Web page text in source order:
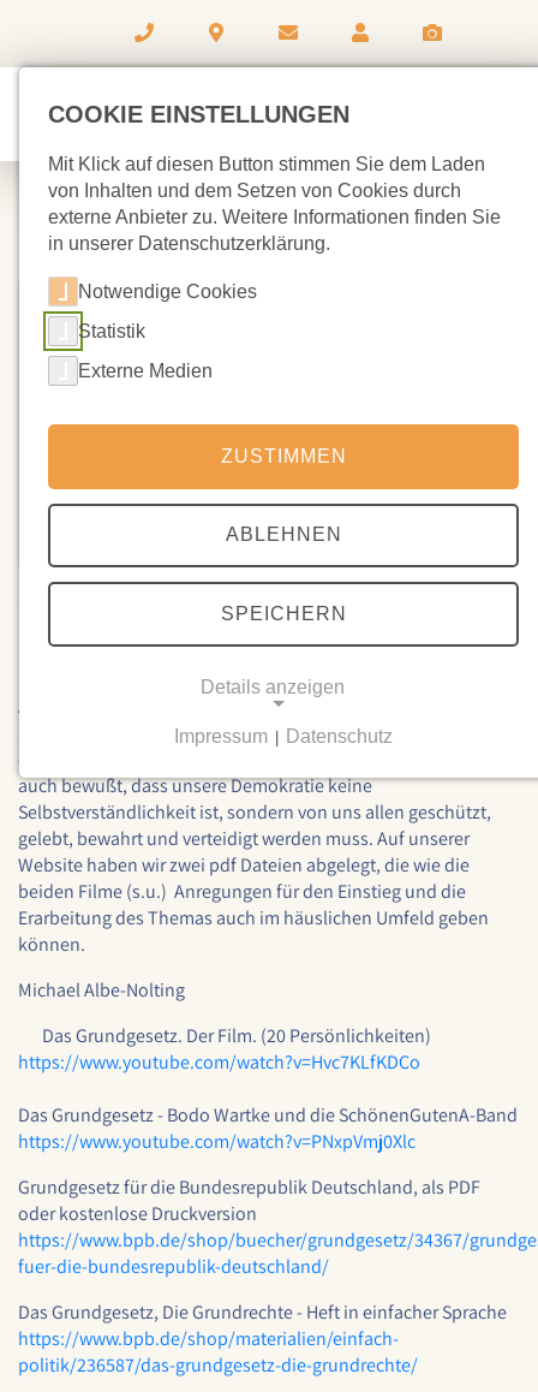
75 Jahre Grundgesetz
Am gestrigen Donnerstag wurden das Grundgesetz und unsere
Staat 75 Jahr alt. Ich bin froh, in einer freiheitlich
demokratischen Grundordnung leben zu können, bin mir aber
auch bewußt, dass unsere Demokratie keine
Selbstverständlichkeit ist, sondern von uns allen geschützt,
gelebt, bewahrt und verteidigt werden muss. Auf unserer
Website haben wir zwei pdf Dateien abgelegt, die wie die
beiden Filme (s.u.) Anregungen für den Einstieg und die
Erarbeitung des Themas auch im häuslichen Umfeld geben
können.
Michael Albe-Nolting
Das Grundgesetz. Der Film. (20 Persönlichkeiten)
https://www.youtube.com/watch?v=Hvc7KLfKDCo
Das Grundgesetz - Bodo Wartke und die SchönenGutenA-Band
https://www.youtube.com/watch?v=PNxpVmj0Xlc
Grundgesetz für die Bundesrepublik Deutschland, als PDF
oder kostenlose Druckversion
https://www.bpb.de/shop/buecher/grundgesetz/34367/
fuer-die-bundesrepublik-deutschland/
Das Grundgesetz, Die Grundrechte - Heft in einfacher Sprache
https://www.bpb.de/shop/materialien/einfach-
politik/236587/das-grundgesetz-die-grundrechte/
COOKIE EINSTELLUNGEN
Mit Klick auf diesen Button stimmen Sie dem Laden
von Inhalten und dem Setzen von Cookies durch
externe Anbieter zu. Weitere Informationen finden Sie
in unserer Datenschutzerklärung.
Notwendige Cookies
Statistik
Externe Medien
ZUSTIMMEN
ABLEHNEN
SPEICHERN
Details anzeigen
Notwendige Cookies ermöglichen grundlegende
Funktionen und sind für die einwandfreie Funktion
der Website erforderlich.
Einverständnis-Cookie
Dieser Cookie speichert die ausgewählten
Einverständnis-Optionen des Benutzers
Cookie Laufzeit:
1 Jahr
STATISTIK
Statistik Cookies erfassen Informationen anonym.
unsere Besucher unsere Website nutzen.
Google Analytics
Impressum Datenschutz